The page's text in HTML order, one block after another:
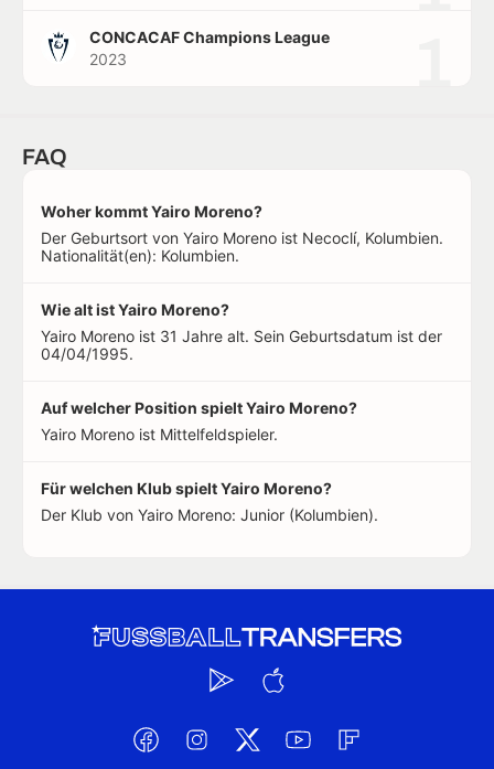
CONCACAF Champions League
2023
FAQ
Woher kommt Yairo Moreno?
Der Geburtsort von Yairo Moreno ist Necoclí, Kolumbien.
Nationalität(en): Kolumbien.
Wie alt ist Yairo Moreno?
Yairo Moreno ist 31 Jahre alt. Sein Geburtsdatum ist der
04/04/1995.
Auf welcher Position spielt Yairo Moreno?
Yairo Moreno ist Mittelfeldspieler.
Für welchen Klub spielt Yairo Moreno?
Der Klub von Yairo Moreno: Junior (Kolumbien).